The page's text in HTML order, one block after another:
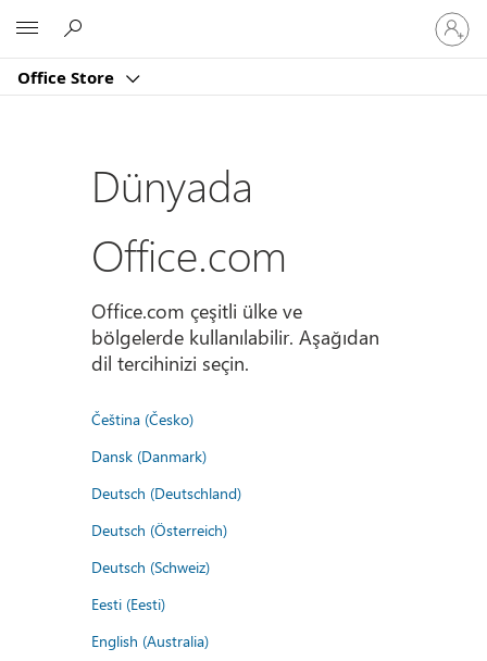
Office Store
oturum
açın
Dünyada
Office.com
Office.com çeşitli ülke ve
bölgelerde kullanılabilir. Aşağıdan
dil tercihinizi seçin.
Čeština (Česko)
Dansk (Danmark)
Deutsch (Deutschland)
Deutsch (Österreich)
Deutsch (Schweiz)
Eesti (Eesti)
English (Australia)